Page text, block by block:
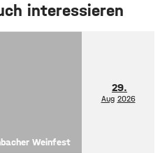
interessieren
Weinfest
29.
Aug 2026